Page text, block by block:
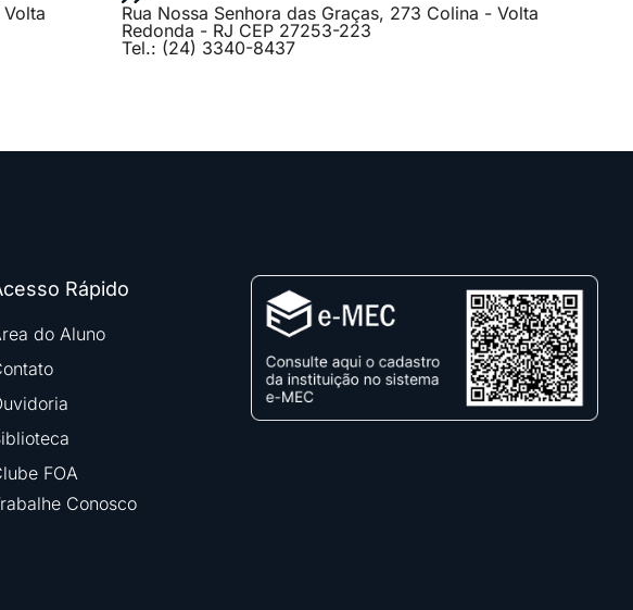
Rua Nossa Senhora das Graças, 273 Colina - Volta
Redonda - RJ CEP 27253-223
Tel.: (24) 3340-8437
Rápido
do Aluno
FOA
Conosco